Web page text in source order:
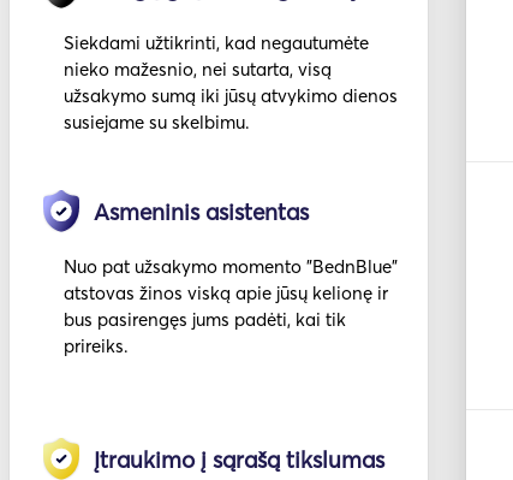
Siekdami užtikrinti, kad negautumėte
nieko mažesnio, nei sutarta, visą
užsakymo sumą iki jūsų atvykimo dienos
susiejame su skelbimu.
Asmeninis asistentas
Nuo pat užsakymo momento "BednBlue"
atstovas žinos viską apie jūsų kelionę ir
bus pasirengęs jums padėti, kai tik
prireiks.
Įtraukimo į sąrašą tikslumas